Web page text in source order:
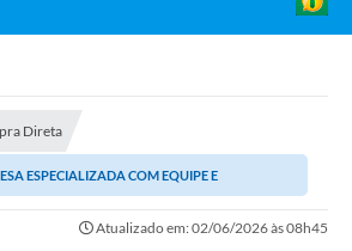
Direta
ESPECIALIZADA COM EQUIPE E
Atualizado em: 02/06/2026 às 08h45